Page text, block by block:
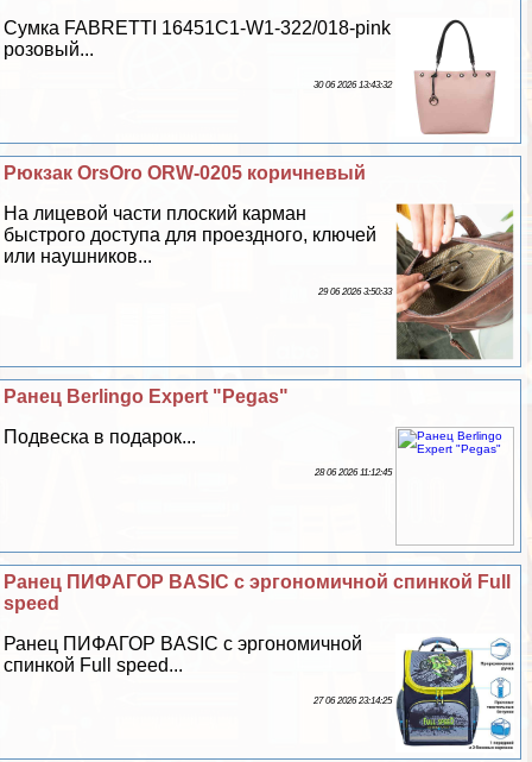
Сумка FABRETTI 16451C1-W1-322/018-pink
розовый...
30 06 2026 13:43:32
Рюкзак OrsOro ORW-0205 коричневый
На лицевой части плоский карман
быстрого доступа для проездного, ключей
или наушников...
29 06 2026 3:50:33
Ранец Berlingo Expert "Pegas"
Подвеска в подарок...
28 06 2026 11:12:45
Ранец ПИФАГОР BASIC с эргономичной спинкой Full
speed
Ранец ПИФАГОР BASIC с эргономичной
спинкой Full speed...
27 06 2026 23:14:25